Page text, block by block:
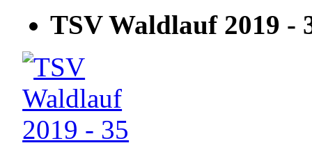
TSV Waldlauf 2019 -